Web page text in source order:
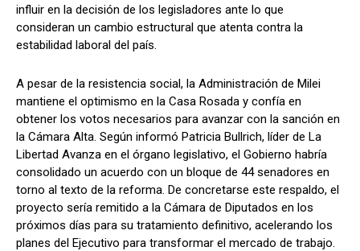
influir en la decisión de los legisladores ante lo que
consideran un cambio estructural que atenta contra la
estabilidad laboral del país.
A pesar de la resistencia social, la Administración de Milei
mantiene el optimismo en la Casa Rosada y confía en
obtener los votos necesarios para avanzar con la sanción en
la Cámara Alta. Según informó Patricia Bullrich, líder de La
Libertad Avanza en el órgano legislativo, el Gobierno habría
consolidado un acuerdo con un bloque de 44 senadores en
torno al texto de la reforma. De concretarse este respaldo, el
proyecto sería remitido a la Cámara de Diputados en los
próximos días para su tratamiento definitivo, acelerando los
planes del Ejecutivo para transformar el mercado de trabajo.